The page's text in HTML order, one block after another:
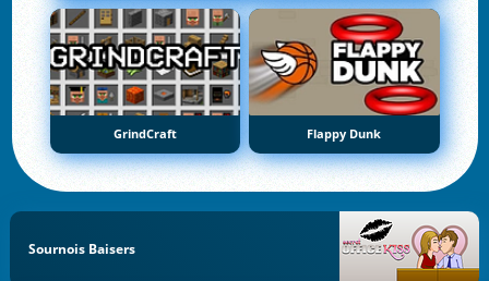
GrindCraft Flappy Dunk
Sournois Baisers